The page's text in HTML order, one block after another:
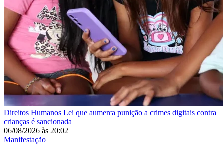
Direitos Humanos Lei que aumenta punição a crimes digitais contra
crianças é sancionada
06/08/2026 às 20:02
Manifestação